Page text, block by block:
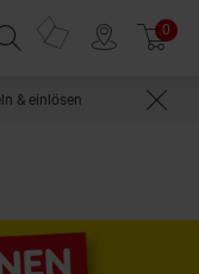
einblenden
Prospekte 0
& einlösen